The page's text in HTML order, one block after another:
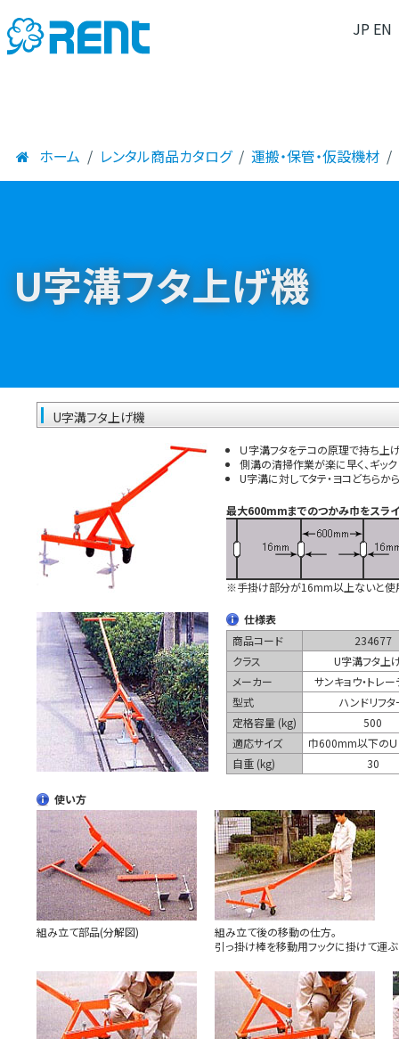
JP EN
ホーム レンタル商品カタログ 運搬・保管・仮設機材
U字溝フタ上げ機
U字溝フタ上げ機
Ｕ字溝フタをテコの原理で持ち上
側溝の清掃作業が楽に早く、ギッ
U字溝に対してタテ・ヨコどちらか
最大600mmまでのつかみ巾をスラ
※手掛け部分が16mm以上ないと使
仕様表
商品コード
234677
クラス
U字溝フタ上
メーカー
サンキョウ・トレー
型式
ハンドリフタ
定格容量 (kg)
500
適応サイズ
巾600mm以下のＵ
自重 (kg)
30
使い方
組み立て部品(分解図)
組み立て後の移動の仕方。
引っ掛け棒を移動用フックに掛けて運ぶ